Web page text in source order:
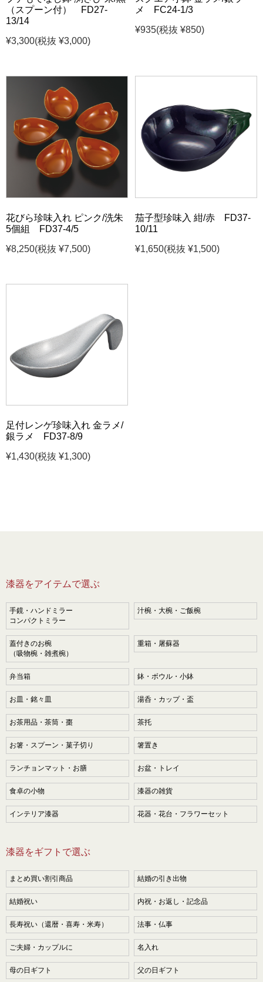
（スプーン付） FD27-
13/14
¥3,300(税抜 ¥3,000)
メ FC24-1/3
¥935(税抜 ¥850)
花びら珍味入れ ピンク/洗朱
5個組 FD37-4/5
¥8,250(税抜 ¥7,500)
茄子型珍味入 紺/赤 FD37-
10/11
¥1,650(税抜 ¥1,500)
足付レンゲ珍味入れ 金ラメ/
銀ラメ FD37-8/9
¥1,430(税抜 ¥1,300)
漆器をアイテムで選ぶ
手鏡・ハンドミラー
コンパクトミラー
汁椀・大椀・ご飯椀
蓋付きのお椀
（吸物椀・雑煮椀）
重箱・屠蘇器
弁当箱 鉢・ボウル・小鉢
お皿・銘々皿 湯呑・カップ・盃
お茶用品・茶筒・棗 茶托
お箸・スプーン・菓子切り 箸置き
ランチョンマット・お膳 お盆・トレイ
食卓の小物 漆器の雑貨
インテリア漆器 花器・花台・フラワーセット
漆器をギフトで選ぶ
まとめ買い割引商品 結婚の引き出物
結婚祝い 内祝・お返し・記念品
長寿祝い（還暦・喜寿・米寿） 法事・仏事
ご夫婦・カップルに 名入れ
母の日ギフト 父の日ギフト